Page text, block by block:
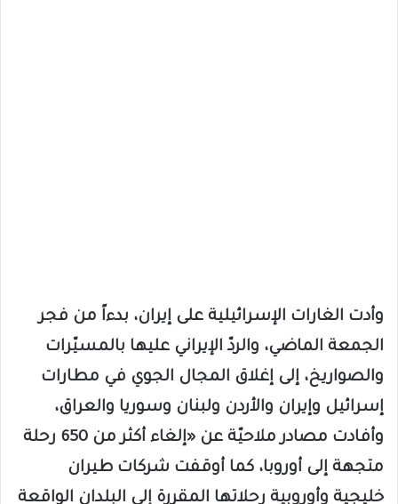
وأدت الغارات الإسرائيلية على إيران، بدءاً من فجر
الجمعة الماضي، والردّ الإيراني عليها بالمسيّرات
والصواريخ، إلى إغلاق المجال الجوي في مطارات
إسرائيل وإيران والأردن ولبنان وسوريا والعراق،
وأفادت مصادر ملاحيّة عن «إلغاء أكثر من 650 رحلة
متجهة إلى أوروبا، كما أوقفت شركات طيران
خليجية وأوروبية رحلاتها المقررة إلى البلدان الواقعة